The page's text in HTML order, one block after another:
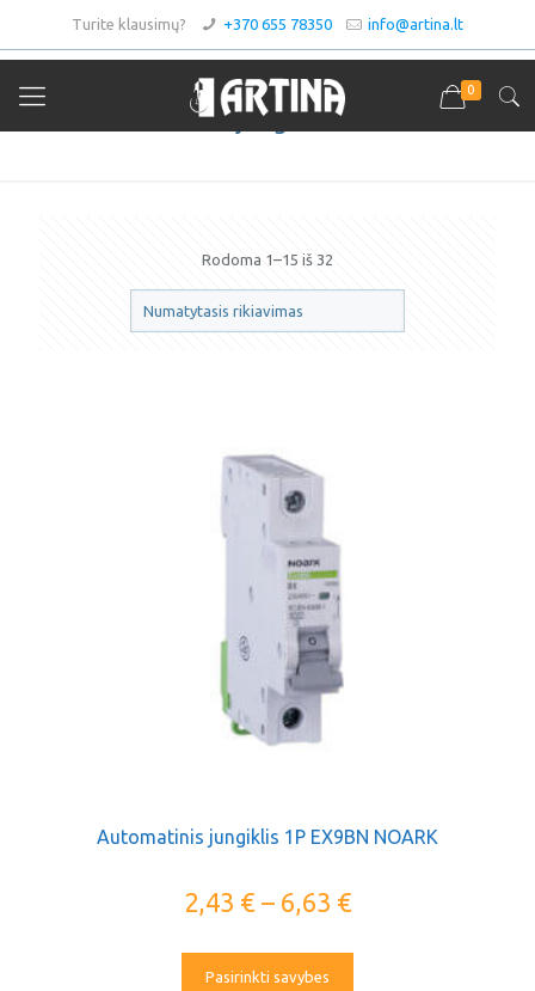
Turite klausimų? +370 655 78350 info@artina.lt
0
Automatiniai jungikliai ir kirtikliai
Rodoma 1–15 iš 32
Automatinis jungiklis 1P EX9BN NOARK
2,43 €– 6,63 €
Pasirinkti savybes